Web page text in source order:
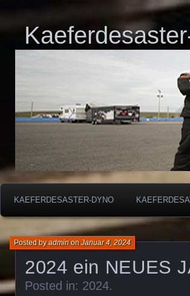
KAEFERDESASTER-DYNO
2024 ein NEUES
Posted byadminonJanuar 4, 2024
Posted in: 2024.